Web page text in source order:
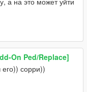
On Ped/Replace]
сорри))